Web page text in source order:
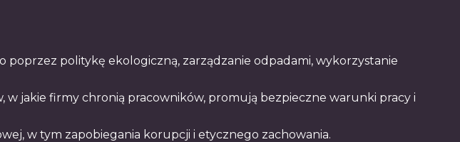
poprzez politykę ekologiczną, zarządzanie odpadami, wykorzystanie
w jakie firmy chronią pracowników, promują bezpieczne warunki pracy i
w tym zapobiegania korupcji i etycznego zachowania.